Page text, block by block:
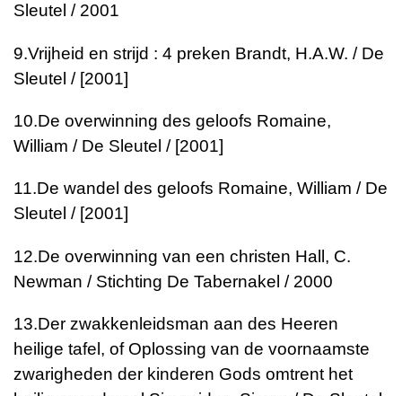
Sleutel / 2001
9.Vrijheid en strijd : 4 preken Brandt, H.A.W. / De
Sleutel / [2001]
10.De overwinning des geloofs Romaine,
William / De Sleutel / [2001]
11.De wandel des geloofs Romaine, William / De
Sleutel / [2001]
12.De overwinning van een christen Hall, C.
Newman / Stichting De Tabernakel / 2000
13.Der zwakkenleidsman aan des Heeren
heilige tafel, of Oplossing van de voornaamste
zwarigheden der kinderen Gods omtrent het